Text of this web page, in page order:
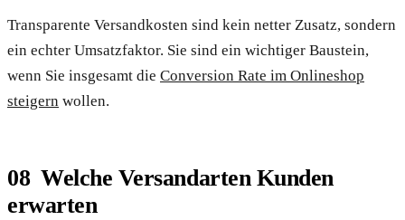
Transparente Versandkosten sind kein netter Zusatz, sondern
ein echter Umsatzfaktor. Sie sind ein wichtiger Baustein,
wenn Sie insgesamt die Conversion Rate im Onlineshop
steigern wollen.
Welche Versandarten Kunden
erwarten